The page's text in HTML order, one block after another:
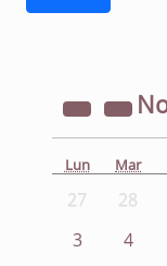
Lun Mar
27 28
3
4